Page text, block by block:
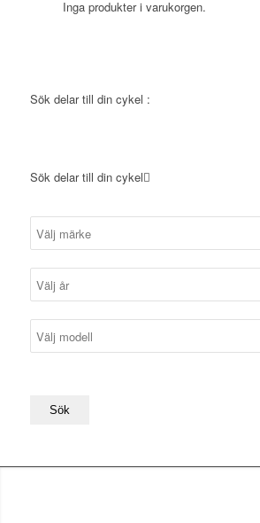
Inga produkter i varukorgen.
Sök delar till din cykel :
Sök delar till din cykel
Sök